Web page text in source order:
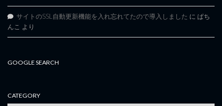
サイトのSSL自動更新機能を入れ忘れてたので導入しました に ぱち
んこ より
GOOGLE SEARCH
CATEGORY